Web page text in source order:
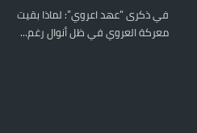
في ذكرى “عهد اعروي”: لماذا بقيت
معركة العروي في ظل أنوال رغم...